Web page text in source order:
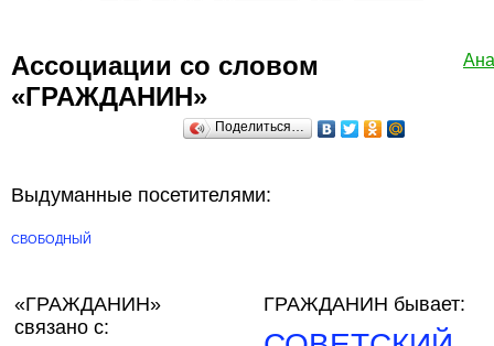
Ассоциации со словом
«ГРАЖДАНИН»
Поделиться…
Выдуманные посетителями:
СВОБОДНЫЙ
«ГРАЖДАНИН»
связано с:
ГРАЖДАНИН бывает: